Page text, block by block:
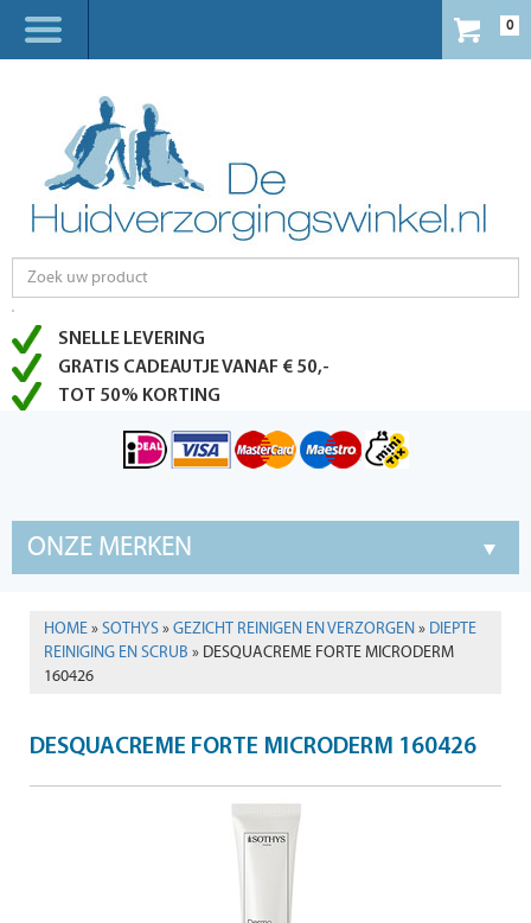
0
SNELLE LEVERING
GRATIS CADEAUTJE VANAF € 50,-
TOT 50% KORTING
ONZE MERKEN
HOME»SOTHYS»GEZICHT REINIGEN EN VERZORGEN » DIEPTE
REINIGING EN SCRUB » DESQUACREME FORTE MICRODERM
160426
DESQUACREME FORTE MICRODERM 160426